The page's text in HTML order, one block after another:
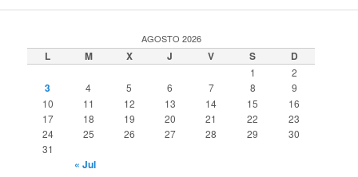
AGOSTO 2026
L M X J V S D
1 2
3 4 5 6 7 8
9
10
11 12 13 14 15
16
17
18 19 20 21 22
23
24
25 26 27 28 29
30
31
« Jul